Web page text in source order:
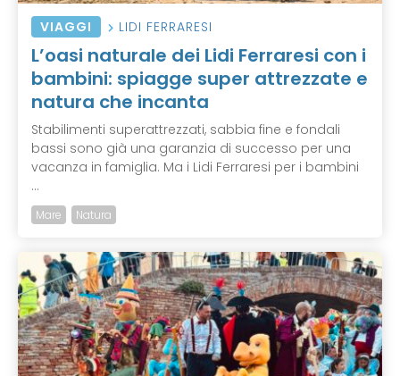
VIAGGI LIDI FERRARESI
L’oasi naturale dei Lidi Ferraresi con i
bambini: spiagge super attrezzate e
natura che incanta
Stabilimenti superattrezzati, sabbia fine e fondali
bassi sono già una garanzia di successo per una
vacanza in famiglia. Ma i Lidi Ferraresi per i bambini
...
Mare Natura